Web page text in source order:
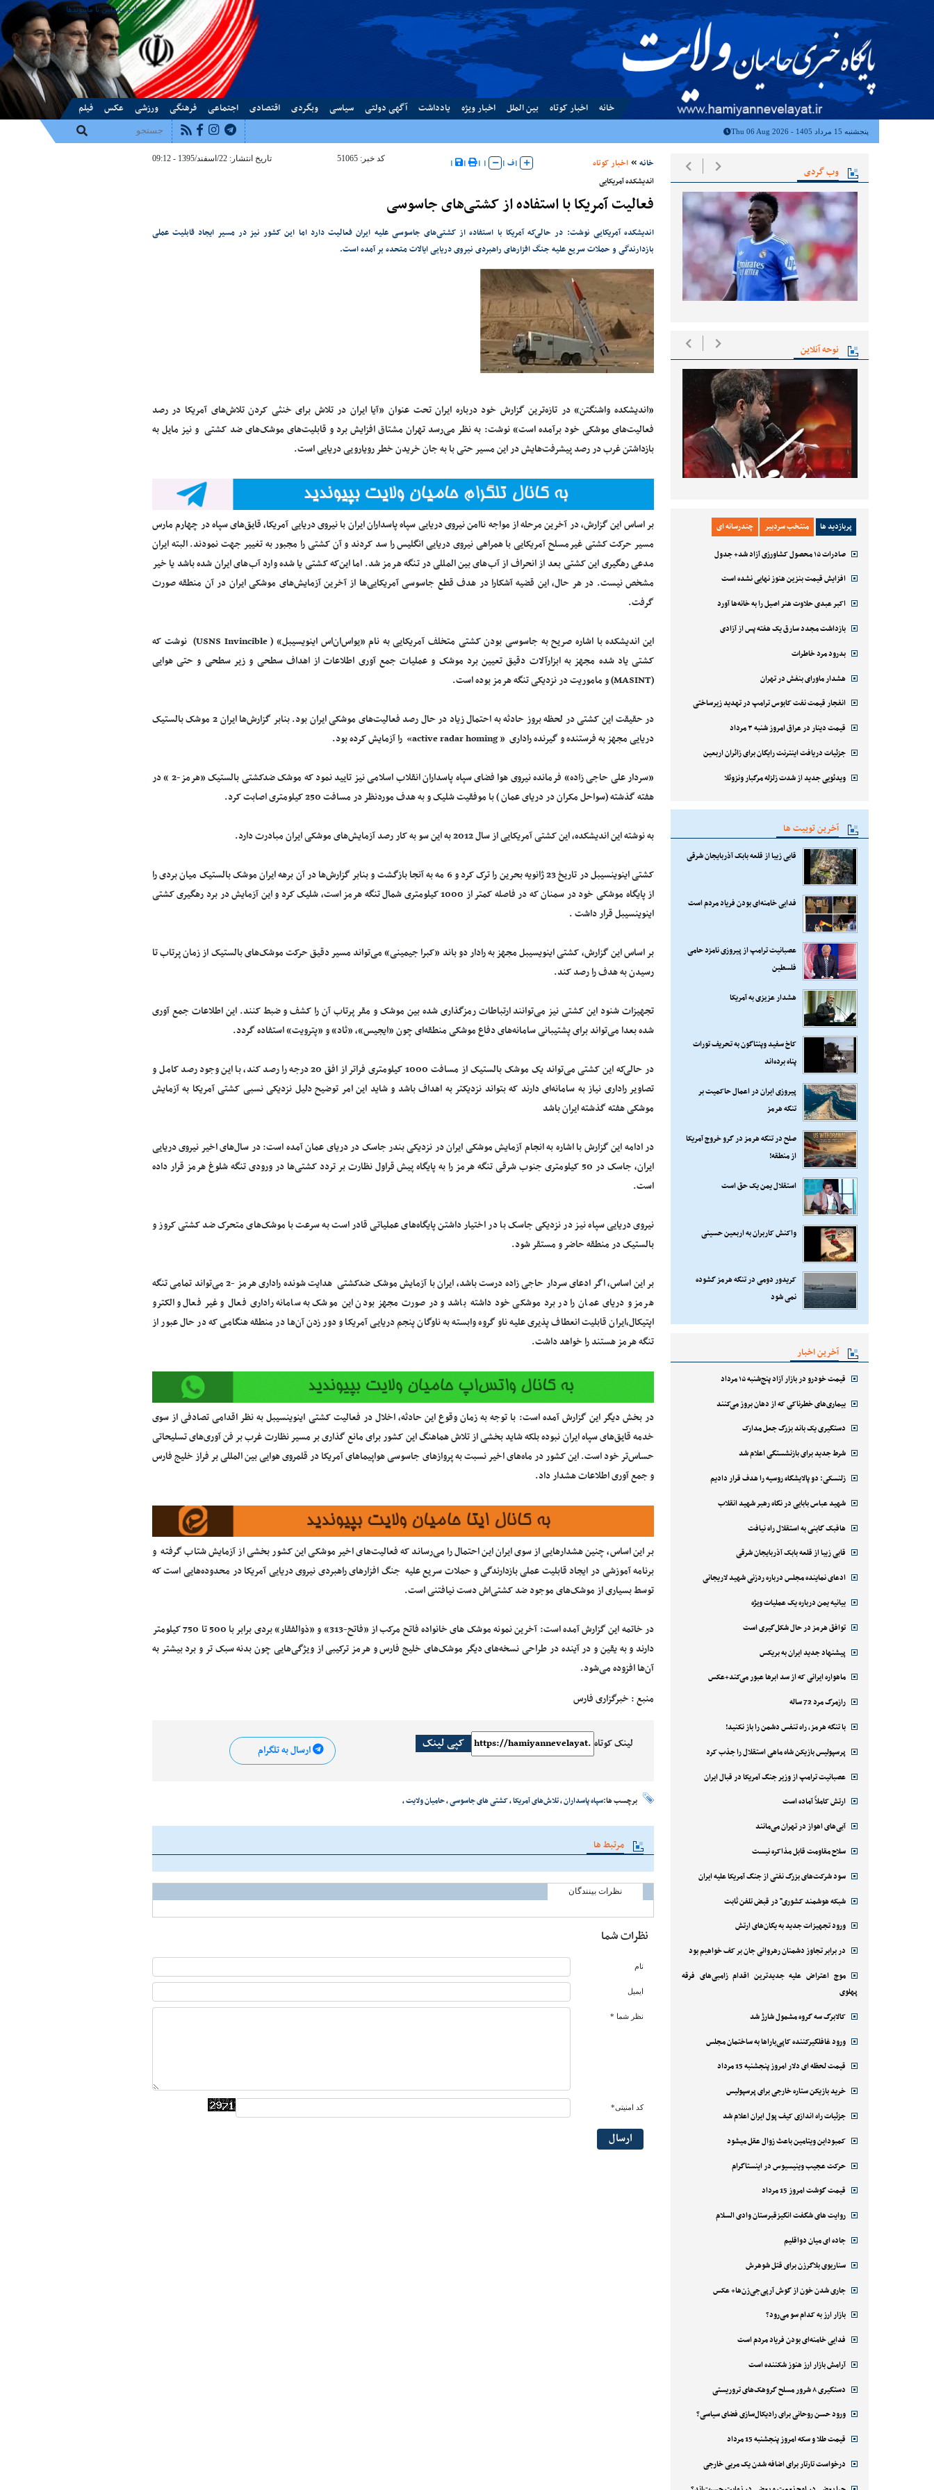
درباره ماتماس با ماپیوندها
خانه اخبار کوتاه بین الملل اخبار ویژه یادداشت آگهی دولتی سیاسی وبگردی اقتصادی اجتماعی فرهنگی ورزشی عکس فیلم
پنجشنبه 15 مرداد 1405 - Thu 06 Aug 2026
وب گردی
نوحه آنلاین
پربازدید ها منتخب سردبیر چندرسانه ای
صادرات ۱۵ محصول کشاورزی آزاد شد+ جدول
افزایش قیمت بنزین هنوز نهایی نشده است
اکبر عبدی حلاوت هنر اصیل را به خانه‌ها آورد
بازداشت مجدد سارق یک هفته پس از آزادی
بدرود مرد خاطرات
هشدار ماورای بنفش در تهران
انفجار قیمت نفت کابوس ترامپ در تهدید زیرساختی
قیمت دینار در عراق امروز شنبه ۳ مرداد
جزئیات دریافت اینترنت رایگان برای زائران اربعین
ویدئویی جدید از شدت زلزله مرگبار ونزوئلا
آخرین توییت ها
قابی زیبا از قلعه بابک آذربایجان شرقی
فدایی خامنه‌ای بودن فریاد مردم است
عصبانیت ترامپ از پیروزی نامزد حامی
فلسطین
هشدار عزیزی به آمریکا
کاخ سفید وپنتاگون به تحریف تورات
پناه برده‌اند
پیروزی ایران در اعمال حاکمیت بر
تنگه هرمز
صلح در تنگه هرمز در گرو خروج آمریکا
از منطقه!
استقلال یمن یک حق است
واکنش کاربران به اربعین حسینی
کریدور دومی در تنگه هرمز گشوده
نمی شود
آخرین اخبار
قیمت خودرو در بازار آزاد پنج‌شنبه ۱۵ مرداد
بیماری‌های خطرناکی که از دهان بروز می‌کنند
دستگیری یک باند بزرگ جعل مدارک
شرط جدید برای بازنشستگی اعلام شد
زلنسکی: دو پالایشگاه روسیه را هدف قرار دادیم
شهید عباس بابایی در نگاه رهبر شهید انقلاب
هافبک گابنی به استقلال راه نیافت
قابی زیبا از قلعه بابک آذربایجان شرقی
ادعای نماینده مجلس درباره ردزنی شهید لاریجانی
بیانیه یمن درباره یک عملیات ویژه
توافق هرمز در حال شکل‌گیری است
پیشنهاد جدید ایران به بریکس
ماهواره ایرانی که از سد ابرها عبور می‌کند+عکس
رازمرگ مرد 72 ساله
با تنگه هرمز، راه تنفس دشمن را باز نکنید!
پرسپولیس بازیکن شاه ماهی استقلال را جذب کرد
عصبانیت ترامپ از وزیر جنگ آمریکا در قبال ایران
ارتش کاملاً آماده است
آبی‌های اهواز در تهران می‌مانند
سلاح مقاومت قابل مذاکره نیست
سود شرکت‌های بزرگ نفتی از جنگ آمریکا علیه ایران
شبکه هوشمند کشوری" در قبض تلفن ثابت
ورود تجهیزات جدید به یگان‌های ارتش
در برابر تجاوز دشمنان رهروانی جان بر کف خواهیم بود
موج اعتراض علیه جدیدترین اقدام زامبی‌های فرقه
پهلوی
کالابرگ سه گروه مشمول شارژ شد
ورود غافلگیرکننده کاپی‌باراها به ساختمان مجلس
قیمت لحظه ای دلار امروز پنجشنبه 15 مرداد
خرید بازیکن ستاره خارجی برای پرسپولیس
جزئیات راه اندازی کیف پول ایران اعلام شد
کمبوداین ویتامین باعث زوال عقل میشود
حرکت عجیب وینیسیوس در اینستاگرام
قیمت گوشت امروز 15 مرداد
روایت های شگفت انگیزقبرستان وادی السلام
جاده ای میان دواقلیم
سناریوی بلاگرزن برای قتل شوهرش
جاری شدن خون از گوش آرپی‌جی‌زن‌ها+ عکس
بازار ارز به کدام سو می‌رود؟
فدایی خامنه‌ای بودن فریاد مردم است
آرامش بازار ارز هنوز شکننده است
دستگیری ۸ شرور مسلح گروهک‌های تروریستی
ورود حسن روحانی برای رادیکال‌سازی فضای سیاسی؟
قیمت طلا و سکه امروز پنجشنبه 15 مرداد
درخواست تارتار برای اضافه شدن یک مربی خارجی
خانه اخبار کوتاه |ف|
|
|
|
| کد خبر: 51065 تاریخ انتشار: 22/اسفند/1395 - 09:12
اندیشکده آمریکایی
فعالیت آمریکا با استفاده از کشتی‌های جاسوسی
اندیشکده آمریکایی نوشت: در حالی‌که آمریکا با استفاده از کشتی‌های جاسوسی علیه ایران فعالیت دارد اما این کشور نیز در مسیر ایجاد قابلیت عملی
بازدارندگی و حملات سریع علیه جنگ افزارهای راهبردی نیروی دریایی ایالات متحده بر آمده است.
«اندیشکده واشنگتن» در تازه‌ترین گزارش خود درباره ایران تحت عنوان «آیا ایران در تلاش برای خنثی کردن تلاش‌های آمریکا در رصد
فعالیت‌های موشکی خود برآمده است» نوشت: به نظر می‌رسد تهران مشتاق افزایش برد و قابلیت‌های موشک‌های ضد کشتی و نیز مایل به
بازداشتن غرب در رصد پیشرفت‌هایش در این مسیر حتی با به جان خریدن خطر رویارویی دریایی است.
بر اساس این گزارش، در آخرین مرحله از مواجه ناامن نیروی دریایی سپاه پاسداران ایران با نیروی دریایی آمریکا، قایق‌های سپاه در چهارم مارس
مسیر حرکت کشتی غیرمسلح آمریکایی با همراهی نیروی دریایی انگلیس را سد کردند و آن کشتی را مجبور به تغییر جهت نمودند. البته ایران
مدعی رهگیری این کشتی بعد از انحراف از آب‌های بین المللی در تنگه هرمز شد. اما این‌که کشتی یا شده وارد آب‌های ایران شده باشد یا خیر
مشخص نیست. در هر حال، این قضیه آشکارا در هدف قطع جاسوسی آمریکایی‌ها از آخرین آزمایش‌های موشکی ایران در آن منطقه صورت
گرفت.
این اندیشکده با اشاره صریح به جاسوسی بودن کشتی متخلف آمریکایی به نام «یواس‌ان‌اس اینویسیبل» ( USNS Invincible) نوشت که
کشتی یاد شده مجهز به ابزارآلات دقیق تعیین برد موشک و عملیات جمع آوری اطلاعات از اهداف سطحی و زیر سطحی و حتی هوایی
(MASINT) و ماموریت در نزدیکی تنگه هرمز بوده است.
در حقیقت این کشتی در لحظه بروز حادثه به احتمال زیاد در حال رصد فعالیت‌های موشکی ایران بود. بنابر گزارش‌ها ایران 2 موشک بالستیک
دریایی مجهز به فرستنده و گیرنده راداری « active radar homing» را آزمایش کرده بود.
«سردار علی حاجی زاده» فرمانده نیروی هوا فضای سپاه پاسداران انقلاب اسلامی نیز تایید نمود که موشک ضدکشتی بالستیک «هرمز-2 » در
هفته گذشته (سواحل مکران در دریای عمان ) با موفقیت شلیک و به هدف موردنظر در مسافت 250 کیلومتری اصابت کرد.
به نوشته این اندیشکده، این کشتی آمریکایی از سال 2012 به این سو به کار رصد آزمایش‌های موشکی ایران مبادرت دارد.
کشتی اینوینسیبل در تاریخ 23 ژانویه بحرین را ترک کرد و 6 مه به آنجا بازگشت و بنابر گزارش‌ها در آن برهه ایران موشک بالستیک میان بردی را
از پایگاه موشکی خود در سمنان که در فاصله کمتر از 1000 کیلومتری شمال تنگه هرمز است، شلیک کرد و این آزمایش در برد رهگیری کشتی
اینوینسیبل قرار داشت .
بر اساس این گزارش، کشتی اینویسیبل مجهز به رادار دو باند «کبرا جیمینی» می‌تواند مسیر دقیق حرکت موشک‌های بالستیک از زمان پرتاب تا
رسیدن به هدف را رصد کند.
تجهیزات شنود این کشتی نیز می‌توانند ارتباطات رمزگذاری شده بین موشک و مقر پرتاب آن را کشف و ضبط کنند. این اطلاعات جمع آوری
شده بعدا می‌تواند برای پشتیبانی سامانه‌های دفاع موشکی منطقه‌ای چون «ایجیس»، «ثاد» و «پترویت» استفاده گردد.
در حالی‌که این کشتی می‌تواند یک موشک بالستیک از مسافت 1000 کیلومتری فراتر از افق 20 درجه را رصد کند، با این وجود رصد کامل و
تصاویر راداری نیاز به سامانه‌ای دارند که بتواند نزدیکتر به اهداف باشد و شاید این امر توضیح دلیل نزدیکی نسبی کشتی آمریکا به آزمایش
موشکی هفته گذشته ایران باشد
در ادامه این گزارش با اشاره به انجام آزمایش موشکی ایران در نزدیکی بندر جاسک در دریای عمان آمده است: در سال‌های اخیر نیروی دریایی
ایران، جاسک در 50 کیلومتری جنوب شرقی تنگه هرمز را به پایگاه پیش قراول نظارت بر تردد کشتی‌ها در ورودی تنگه شلوغ هرمز قرار داده
است.
نیروی دریایی سپاه نیز در نزدیکی جاسک با در اختیار داشتن پایگاه‌های عملیاتی قادر است به سرعت با موشک‌های متحرک ضد کشتی کروز و
بالستیک در منطقه حاضر و مستقر شود.
بر این اساس، اگر ادعای سردار حاجی زاده درست باشد، ایران با آزمایش موشک ضدکشتی هدایت شونده راداری هرمز -2 می‌تواند تمامی تنگه
هرمز و دریای عمان را در برد موشکی خود داشته باشد و در صورت مجهز بودن این موشک به سامانه راداری فعال و غیر فعال و الکترو
اپتیکال،ایران قابلیت انعطاف پذیری علیه ناو گروه وابسته به ناوگان پنجم دریایی آمریکا و دور زدن آن‌ها در منطقه هنگامی که در حال عبور از
تنگه هرمز هستند را خواهد داشت.
در بخش دیگر این گزارش آمده است: با توجه به زمان وقوع این حادثه، اخلال در فعالیت کشتی اینوینسیبل به نظر اقدامی تصادفی از سوی
خدمه قایق‌های سپاه ایران نبوده بلکه شاید بخشی از تلاش هماهنگ این کشور برای مانع گذاری بر مسیر نظارت غرب بر فن آوری‌های تسلیحاتی
حساس‌تر خود است. این کشور در ماه‌های اخیر نسبت به پروازهای جاسوسی هواپیماهای آمریکا در قلمروی هوایی بین المللی بر فراز خلیج فارس
و جمع آوری اطلاعات هشدار داد.
بر این اساس، چنین هشدارهایی از سوی ایران این احتمال را می‌رساند که فعالیت‌های اخیر موشکی این کشور بخشی از آزمایش شتاب گرفته و
برنامه آموزشی در ایجاد قابلیت عملی بازدارندگی و حملات سریع علیه جنگ افزارهای راهبردی نیروی دریایی آمریکا در محدوده‌هایی است که
توسط بسیاری از موشک‌های موجود ضد کشتی‌اش دست نیافتنی است.
در خاتمه این گزارش آمده است: آخرین نمونه موشک های خانواده فاتح مرکب از «فاتح-313» و «ذوالفقار» بردی برابر با 500 تا 750 کیلومتر
دارند و به یقین و در آینده در طراحی نسخه‌های دیگر موشک‌های خلیج فارس و هرمز ترکیبی از ویژگی‌هایی چون بدنه سبک تر و برد بیشتر به
آن‌ها افزوده می‌شود.
منبع : خبرگزاری فارس
لینک کوتاه کپی لینک ارسال به تلگرام
برچسب ها:سپاه پاسداران،تلاش‌های آمریکا،کشتی های جاسوسی،حامیان ولایت،
مرتبط ها
نظرات بینندگان
نظرات شما
نام
ایمیل
نظر شما *
کد امنیتی*
ارسال